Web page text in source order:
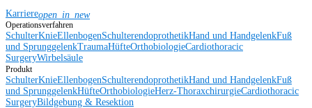
Karriereopen_in_new
Operationsverfahren
SchulterKnieEllenbogenSchulterendoprothetikHand und HandgelenkFuß
und SprunggelenkTraumaHüfteOrthobiologieCardiothoracic
SurgeryWirbelsäule
Produkt
SchulterKnieEllenbogenSchulterendoprothetikHand und HandgelenkFuß
und SprunggelenkHüfteOrthobiologieHerz-ThoraxchirurgieCardiothoracic
SurgeryBildgebung & Resektion